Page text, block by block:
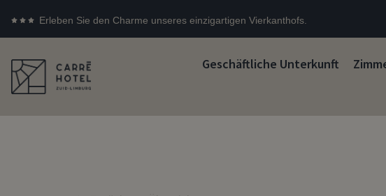
Erleben Sie den Charme unseres einzigartigen Vierkanthofs.
Geschäftliche Unterkunft